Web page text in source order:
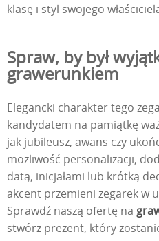
klasę i styl swojego
Spraw, by był
grawerunkiem
Elegancki charakter tego
kandydatem na pamiątkę
jak jubileusz, awans czy
możliwość personalizacji,
datą, inicjałami lub krótką
akcent przemieni zegarek w
Sprawdź naszą ofertę na
stwórz prezent, który